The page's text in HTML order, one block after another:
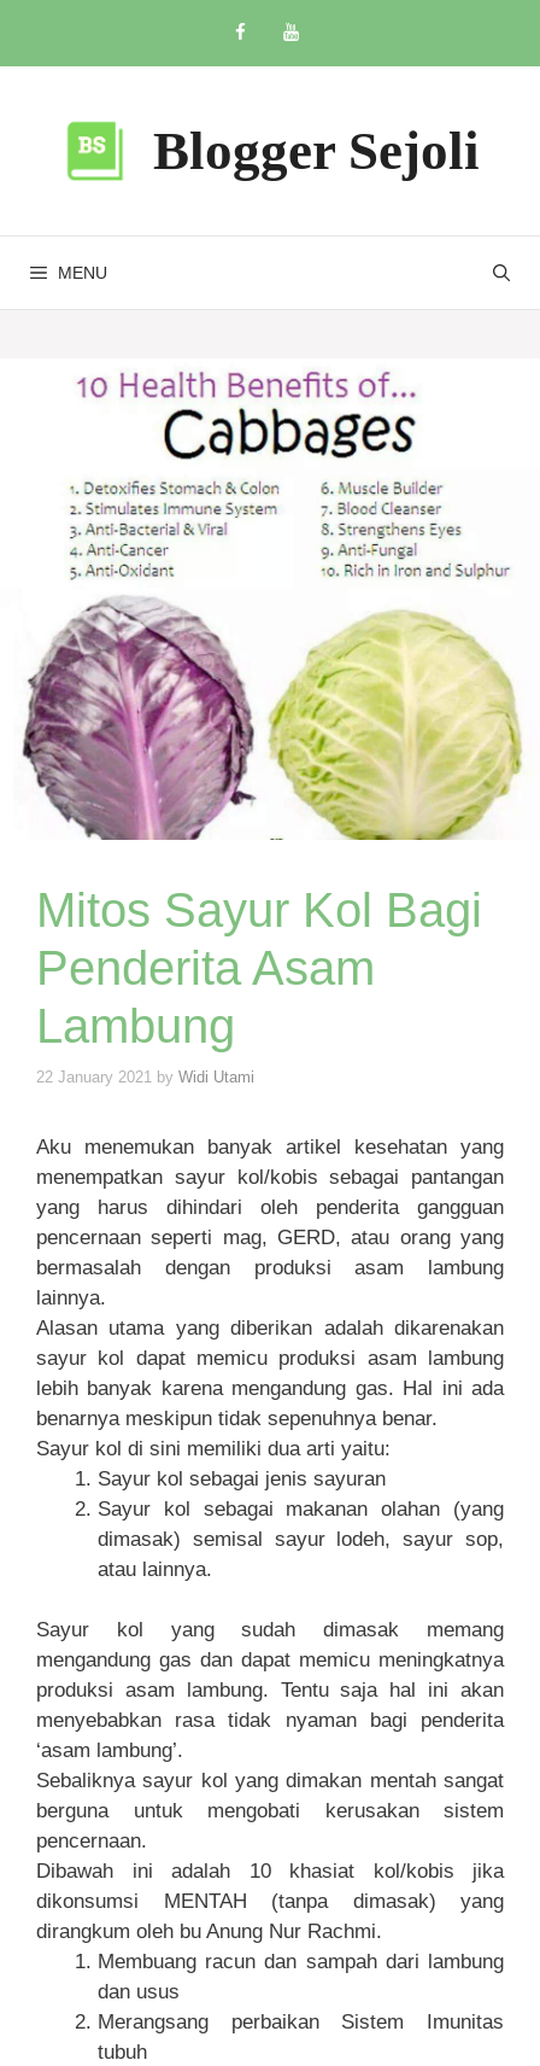
content
Blogger Sejoli
MENU
Mitos Sayur Kol Bagi
Penderita Asam
Lambung
22 January 2021 by Widi Utami
Aku menemukan banyak artikel kesehatan yang
menempatkan sayur kol/kobis sebagai pantangan
yang harus dihindari oleh penderita gangguan
pencernaan seperti mag, GERD, atau orang yang
bermasalah dengan produksi asam lambung
lainnya.
Alasan utama yang diberikan adalah dikarenakan
sayur kol dapat memicu produksi asam lambung
lebih banyak karena mengandung gas. Hal ini ada
benarnya meskipun tidak sepenuhnya benar.
Sayur kol di sini memiliki dua arti yaitu:
Sayur kol sebagai jenis sayuran
Sayur kol sebagai makanan olahan (yang
dimasak) semisal sayur lodeh, sayur sop,
atau lainnya.
Sayur kol yang sudah dimasak memang
mengandung gas dan dapat memicu meningkatnya
produksi asam lambung. Tentu saja hal ini akan
menyebabkan rasa tidak nyaman bagi penderita
‘asam lambung’.
Sebaliknya sayur kol yang dimakan mentah sangat
berguna untuk mengobati kerusakan sistem
pencernaan.
Dibawah ini adalah 10 khasiat kol/kobis jika
dikonsumsi MENTAH (tanpa dimasak) yang
dirangkum oleh bu Anung Nur Rachmi.
Membuang racun dan sampah dari lambung
dan usus
Merangsang perbaikan Sistem Imunitas
tubuh